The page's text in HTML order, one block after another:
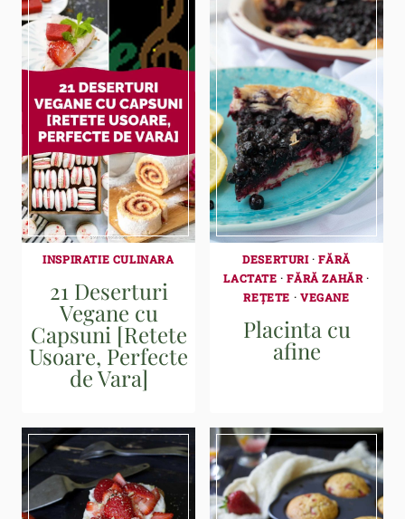
INSPIRATIE CULINARA
21 Deserturi
Vegane cu
Capsuni [Retete
Usoare, Perfecte
de Vara]
DESERTURI·FĂRĂ
LACTATE ·FĂRĂ ZAHĂR ·
REȚETE · VEGANE
Placinta cu
afine